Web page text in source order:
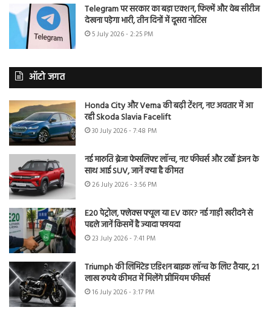
Telegram पर सरकार का बड़ा एक्शन, फिल्में और वेब सीरीज
देखना पड़ेगा भारी, तीन दिनों में दूसरा नोटिस
5 July 2026 - 2:25 PM
ऑटो जगत
Honda City और Verna की बढ़ी टेंशन, नए अवतार में आ
रही Skoda Slavia Facelift
30 July 2026 - 7:48 PM
नई मारुति ब्रेजा फेसलिफ्ट लॉन्च, नए फीचर्स और टर्बो इंजन के
साथ आई SUV, जानें क्या है कीमत
26 July 2026 - 3:56 PM
E20 पेट्रोल, फ्लेक्स फ्यूल या EV कार? नई गाड़ी खरीदने से
पहले जानें किसमें है ज्यादा फायदा
23 July 2026 - 7:41 PM
Triumph की लिमिटेड एडिशन बाइक लॉन्च के लिए तैयार, 21
लाख रुपये कीमत में मिलेंगे प्रीमियम फीचर्स
16 July 2026 - 3:17 PM